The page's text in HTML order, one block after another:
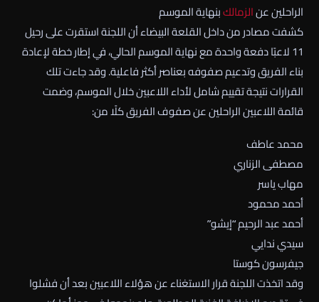
الراحلين عنالزمالكبنهاية الموسم
كشفت مصادر من داخل القلعة البيضاء أن اللجنة استقرت على رحيل
11 لاعبًا دفعة واحدة مع نهاية الموسم الحالي، في إطار خطة لإعادة
بناء الفريق وتدعيم صفوفه بعناصر أكثر فاعلية. وقد جاءت تلك
القرارات نتيجة تقييم شامل لأداء اللاعبين خلال الموسم، وضمت
قائمة اللاعبين الراحلين عن صفوف الفريق كلًا من:
محمد عاطف
مصطفى الزناري
مهاب ياسر
أحمد محمود
أحمد عبد الرحيم “إيشو”
سيدي ندايي
جيفرسون كوستا
وقد اتخذت اللجنة قرار الاستغناء عن هؤلاء اللاعبين بعد أن فشلوا